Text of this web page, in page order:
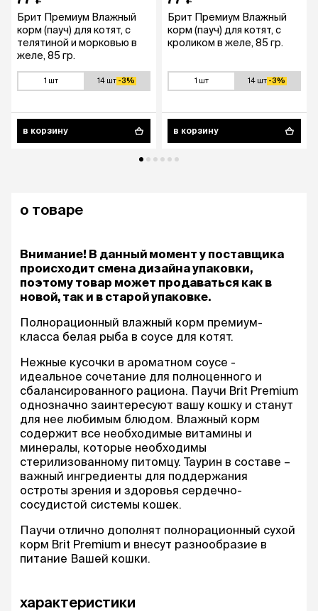
Брит Премиум Влажный
корм (пауч) для котят, с
телятиной и морковью в
желе, 85 гр.
1 шт 14 шт -3%
в корзину
Брит Премиум Влажный
корм (пауч) для котят, с
кроликом в желе, 85 гр.
1 шт 14 шт -3%
в корзину
о товаре
Внимание! В данный момент у поставщика
происходит смена дизайна упаковки,
поэтому товар может продаваться как в
новой, так и в старой упаковке.
Полнорационный влажный корм премиум-
класса белая рыба в соусе для котят.
Нежные кусочки в ароматном соусе -
идеальное сочетание для полноценного и
сбалансированного рациона. Паучи Brit Premium
однозначно заинтересуют вашу кошку и станут
для нее любимым блюдом. Влажный корм
содержит все необходимые витамины и
минералы, которые необходимы
стерилизованному питомцу. Таурин в составе –
важный ингредиенты для поддержания
остроты зрения и здоровья сердечно-
сосудистой системы кошек.
Паучи отлично дополнят полнорационный сухой
корм Brit Premium и внесут разнообразие в
питание Вашей кошки.
характеристики